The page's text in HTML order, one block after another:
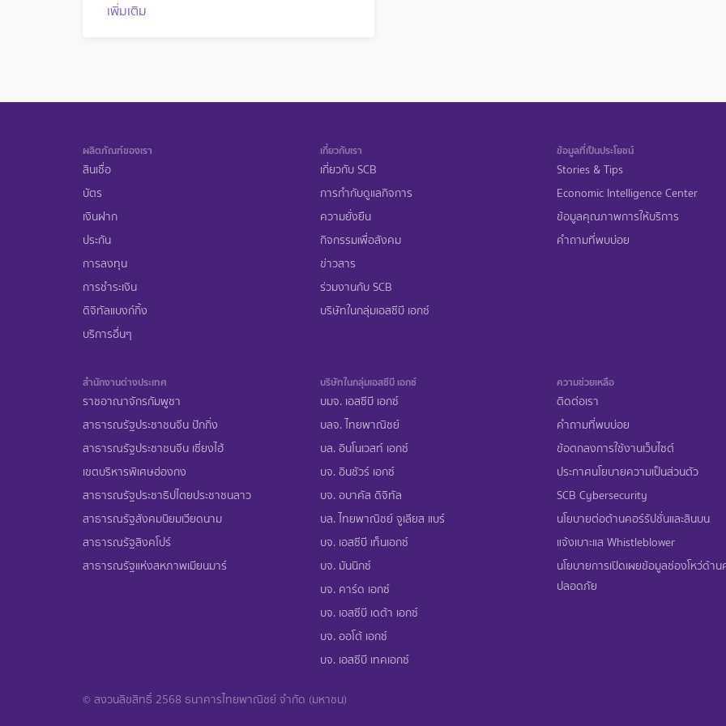
เพิ่มเติม
ผลิตภัณฑ์ของเรา
สินเชื่อ
บัตร
เงินฝาก
ประกัน
การลงทุน
การชำระเงิน
ดิจิทัลแบงก์กิ้ง
บริการอื่นๆ
เกี่ยวกับเรา
เกี่ยวกับ SCB
การกำกับดูแลกิจการ
ความยั่งยืน
กิจกรรมเพื่อสังคม
ข่าวสาร
ร่วมงานกับ SCB
บริษัทในกลุ่มเอสซีบี เอกซ์
ข้อมูลที่เป็นประโยชน์
Stories & Tips
Economic Intelligence Center
ข้อมูลคุณภาพการให้บริการ
คำถามที่พบบ่อย
สำนักงานต่างประเทศ
ราชอาณาจักรกัมพูชา
สาธารณรัฐประชาชนจีน ปักกิ่ง
สาธารณรัฐประชาชนจีน เซี่ยงไฮ้
เขตบริหารพิเศษฮ่องกง
สาธารณรัฐประชาธิปไตยประชาชนลาว
สาธารณรัฐสังคมนิยมเวียดนาม
สาธารณรัฐสิงคโปร์
สาธารณรัฐแห่งสหภาพเมียนมาร์
บริษัทในกลุ่มเอสซีบี เอกซ์
บมจ. เอสซีบี เอกซ์
บลจ. ไทยพาณิชย์
บล. อินโนเวสท์ เอกซ์
บจ. อินชัวร์ เอกซ์
บจ. อบาคัส ดิจิทัล
บล. ไทยพาณิชย์ จูเลียส แบร์
บจ. เอสซีบี เท็นเอกซ์
บจ. มันนิกซ์
บจ. คาร์ด เอกซ์
บจ. เอสซีบี เดต้า เอกซ์
บจ. ออโต้ เอกซ์
บจ. เอสซีบี เทคเอกซ์
ความช่วยเหลือ
ติดต่อเรา
คำถามที่พบบ่อย
ข้อตกลงการใช้งานเว็บไซต์
ประกาศนโยบายความเป็นส่วนตัว
SCB Cybersecurity
นโยบายต่อต้านคอร์รัปชั่นและสินบน
แจ้งเบาะแส Whistleblower
นโยบายการเปิดเผยข้อมูลช่องโหว่ด้า
ปลอดภัย
© สงวนลิขสิทธิ์ 2568 ธนาคารไทยพาณิชย์ จำกัด (มหาชน)